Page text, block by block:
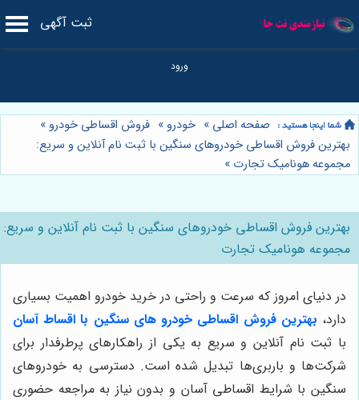
ثبت آگهی
صفحه اصلی » خودرو » فروش اقساطی خودرو »
بهترین فروش اقساطی خودروهای سنگین با ثبت نام آنلاین و سریع:
مجموعه هونامیک تجارت »
بهترین فروش اقساطی خودروهای سنگین با ثبت نام آنلاین و سریع:
مجموعه هونامیک تجارت
در دنیای امروز که سرعت و راحتی در خرید خودرو اهمیت بسیاری
دارد، بهترین فروش اقساطی خودرو های سنگین با اقساط آسان
با ثبت نام آنلاین و سریع به یکی از راهکارهای پرطرفدار برای
شرکت‌ها و باربری‌ها تبدیل شده است. دسترسی به خودروهای
سنگین با شرایط اقساطی آسان و بدون نیاز به مراجعه حضوری